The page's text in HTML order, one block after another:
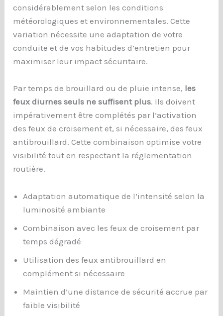
considérablement selon les conditions
météorologiques et environnementales. Cette
variation nécessite une adaptation de votre
conduite et de vos habitudes d’entretien pour
maximiser leur impact sécuritaire.
Par temps de brouillard ou de pluie intense, les
feux diurnes seuls ne suffisent plus. Ils doivent
impérativement être complétés par l’activation
des feux de croisement et, si nécessaire, des feux
antibrouillard. Cette combinaison optimise votre
visibilité tout en respectant la réglementation
routière.
Adaptation automatique de l’intensité selon la
luminosité ambiante
Combinaison avec les feux de croisement par
temps dégradé
Utilisation des feux antibrouillard en
complément si nécessaire
Maintien d’une distance de sécurité accrue par
faible visibilité